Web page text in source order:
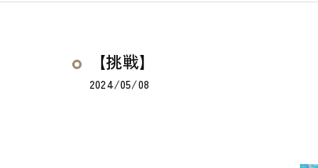
【挑戦】
2024/05/08